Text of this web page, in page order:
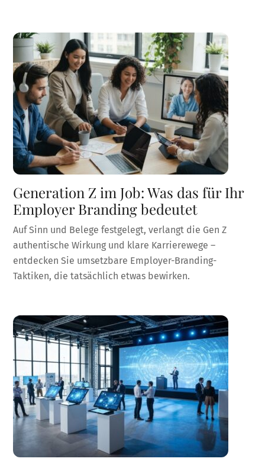
Generation Z im Job: Was das für Ihr
Employer Branding bedeutet
Auf Sinn und Belege festgelegt, verlangt die Gen Z
authentische Wirkung und klare Karrierewege –
entdecken Sie umsetzbare Employer-Branding-
Taktiken, die tatsächlich etwas bewirken.